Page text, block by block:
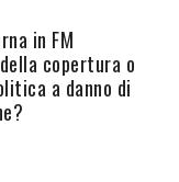
in FM
copertura o
a danno di